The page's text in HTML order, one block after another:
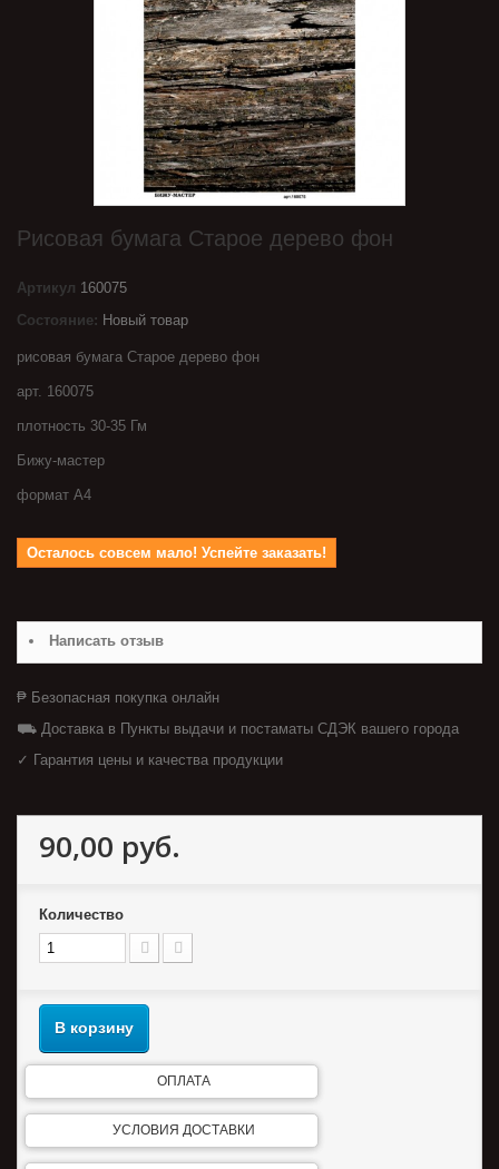
Рисовая бумага Старое дерево фон
Артикул 160075
Состояние: Новый товар
рисовая бумага Старое дерево фон
арт. 160075
плотность 30-35 Гм
Бижу-мастер
формат А4
Осталось совсем мало! Успейте заказать!
Написать отзыв
₱ Безопасная покупка онлайн
⛟ Доставка в Пункты выдачи и постаматы СДЭК вашего города
✓ Гарантия цены и качества продукции
90,00 руб.
Количество
В корзину
ОПЛАТА
УСЛОВИЯ ДОСТАВКИ